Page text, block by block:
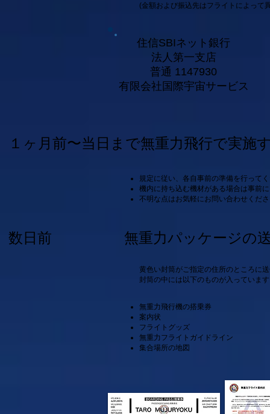
(金額および振込先はフライトによって
住信SBIネット銀行
法人第一支店
普通 1147930
有限会社国際宇宙サービス
１ヶ月前〜当日まで無重力飛行で実施
規定に従い、各自事前の準備を行って
機内に持ち込む機材がある場合は事前
不明な点はお気軽にお問い合わせくだ
数日前 無重力パッケージの送
黄色い封筒がご指定の住所のところに
封筒の中には以下のものが入っていま
無重力飛行機の搭乗券
案内状
フライトグッズ
無重力フライトガイドライン
集合場所の地図